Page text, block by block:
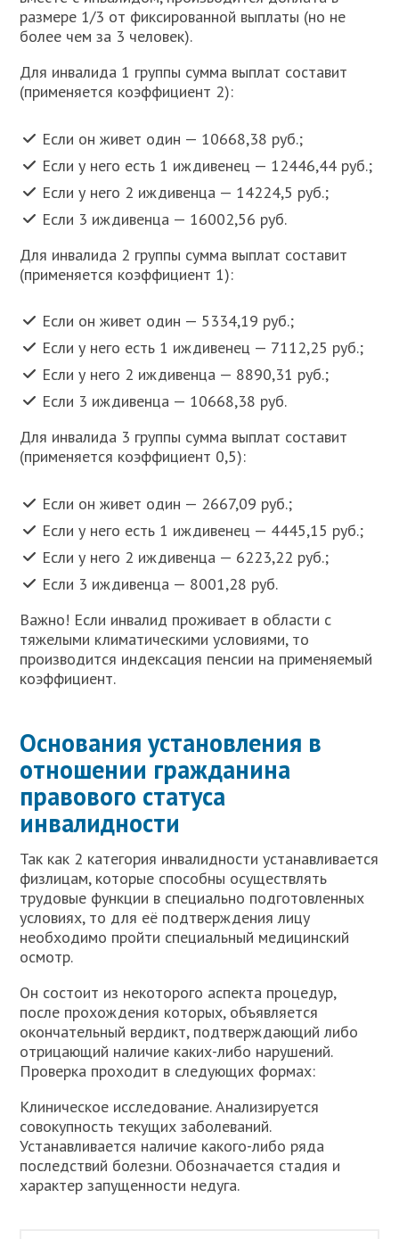
размере 1/3 от фиксированной выплаты (но не
более чем за 3 человек).
Для инвалида 1 группы сумма выплат составит
(применяется коэффициент 2):
Если он живет один — 10668,38 руб.;
Если у него есть 1 иждивенец — 12446,44 руб.;
Если у него 2 иждивенца — 14224,5 руб.;
Если 3 иждивенца — 16002,56 руб.
Для инвалида 2 группы сумма выплат составит
(применяется коэффициент 1):
Если он живет один — 5334,19 руб.;
Если у него есть 1 иждивенец — 7112,25 руб.;
Если у него 2 иждивенца — 8890,31 руб.;
Если 3 иждивенца — 10668,38 руб.
Для инвалида 3 группы сумма выплат составит
(применяется коэффициент 0,5):
Если он живет один — 2667,09 руб.;
Если у него есть 1 иждивенец — 4445,15 руб.;
Если у него 2 иждивенца — 6223,22 руб.;
Если 3 иждивенца — 8001,28 руб.
Важно! Если инвалид проживает в области с
тяжелыми климатическими условиями, то
производится индексация пенсии на применяемый
коэффициент.
Основания установления в
отношении гражданина
правового статуса
инвалидности
Так как 2 категория инвалидности устанавливается
физлицам, которые способны осуществлять
трудовые функции в специально подготовленных
условиях, то для её подтверждения лицу
необходимо пройти специальный медицинский
осмотр.
Он состоит из некоторого аспекта процедур,
после прохождения которых, объявляется
окончательный вердикт, подтверждающий либо
отрицающий наличие каких-либо нарушений.
Проверка проходит в следующих формах:
Клиническое исследование. Анализируется
совокупность текущих заболеваний.
Устанавливается наличие какого-либо ряда
последствий болезни. Обозначается стадия и
характер запущенности недуга.